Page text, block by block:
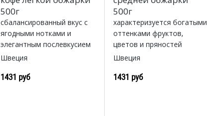
500г
сбалансированный вкус с
ягодными нотками и
элегантным послевкусием
Швеция
1431 руб
500г
характеризуется богатыми
оттенками фруктов,
цветов и пряностей
Швеция
1431 руб